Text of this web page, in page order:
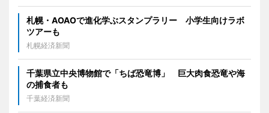
札幌・AOAOで進化学ぶスタンプラリー 小学生向けラボ
ツアーも
札幌経済新聞
千葉県立中央博物館で「ちば恐竜博」 巨大肉食恐竜や海
の捕食者も
千葉経済新聞